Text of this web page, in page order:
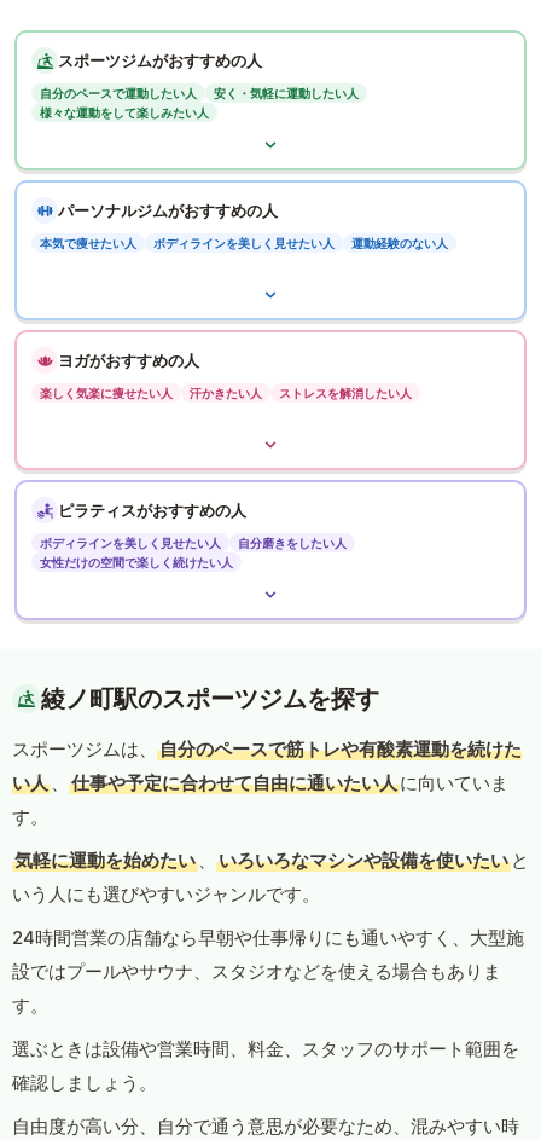
スポーツジムがおすすめの人
自分のペースで運動したい人
安く・気軽に運動したい人
様々な運動をして楽しみたい人
パーソナルジムがおすすめの人
本気で痩せたい人 ボディラインを美しく見せたい人 運動経験のない人
ヨガがおすすめの人
楽しく気楽に痩せたい人 汗かきたい人 ストレスを解消したい人
ピラティスがおすすめの人
ボディラインを美しく見せたい人
自分磨きをしたい人
女性だけの空間で楽しく続けたい人
綾ノ町駅のスポーツジムを探す
スポーツジムは、
自分のペースで筋トレや有酸素運動を続けた
い人 、 仕事や予定に合わせて自由に通いたい人に向いていま
す。
気軽に運動を始めたい 、 いろいろなマシンや設備を使いたい と
いう人にも選びやすいジャンルです。
24時間営業の店舗なら早朝や仕事帰りにも通いやすく、大型施
設ではプールやサウナ、スタジオなどを使える場合もありま
す。
選ぶときは設備や営業時間、料金、スタッフのサポート範囲を
確認しましょう。
自由度が高い分、自分で通う意思が必要なため、混みやすい時